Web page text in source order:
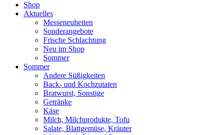
Shop
Aktuelles
Messeneuheiten
Sonderangebote
Frische Schlachtung
Neu im Shop
Sommer
Sommer
Andere Süßigkeiten
Back- und Kochzutaten
Bratwurst, Sonstige
Getränke
Käse
Milch, Milchprodukte, Tofu
Salate, Blattgemüse, Kräuter